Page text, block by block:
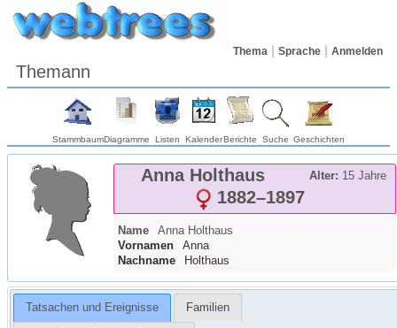
Thema Sprache Anmelden
Themann
StammbaumDiagramme Listen KalenderBerichte Suche Geschichten
Anna Holthaus Alter: 15 Jahre
1882–1897
Name Anna Holthaus
Vornamen
Anna
Nachname
Holthaus
Tatsachen und Ereignisse Familien